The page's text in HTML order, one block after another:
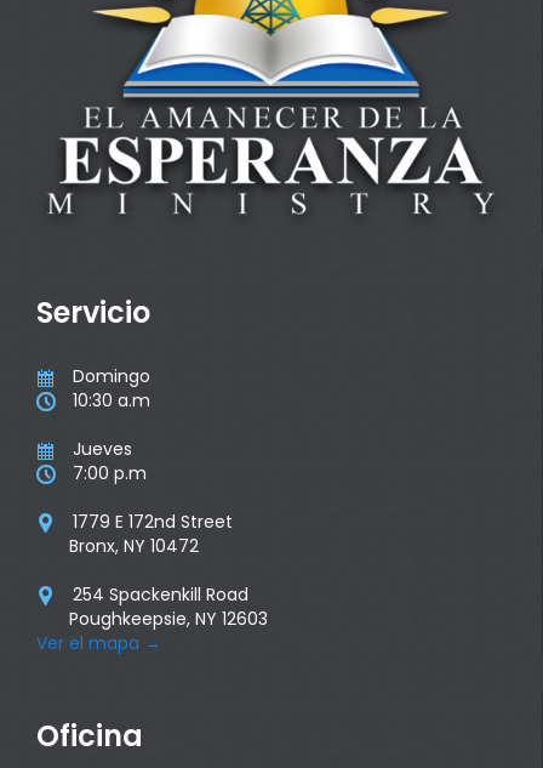
Servicio
 Domingo
 10:30 a.m
 Jueves
 7:00 p.m

1779 E 172nd Street
Bronx, NY 10472

254 Spackenkill Road
Poughkeepsie, NY 12603
Ver el mapa →
Oficina